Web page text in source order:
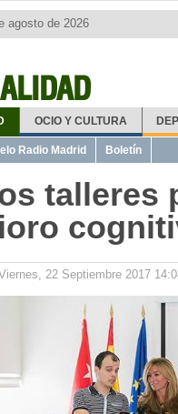
agosto de 2026
OCIO Y CULTURA
Radio Madrid Boletín
talleres
22 Septiembre 2017